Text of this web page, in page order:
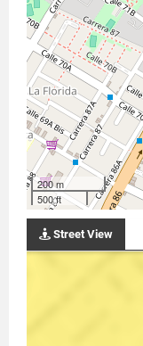
200 m
500 ft
Street View